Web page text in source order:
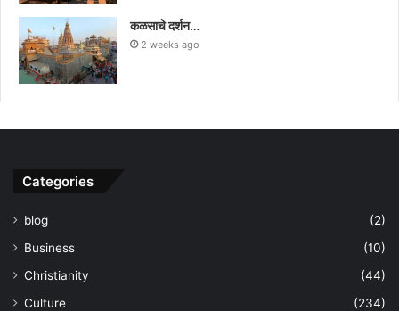
कळसाचे दर्शन…
2 weeks ago
Categories
blog
(2)
Business
(10)
Christianity
(44)
Culture
(234)